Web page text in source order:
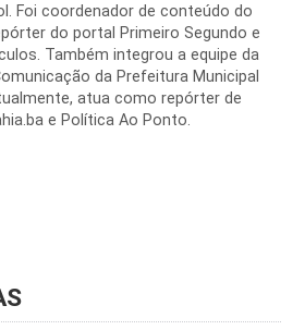
Foi coordenador de conteúdo do
do portal Primeiro Segundo e
Também integrou a equipe da
da Prefeitura Municipal
atua como repórter de
e Política Ao Ponto.